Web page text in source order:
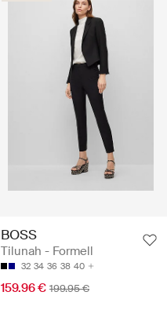
BOSS
Tilunah - Formell
32 34 36 38 40
159.96 € 199.95 €